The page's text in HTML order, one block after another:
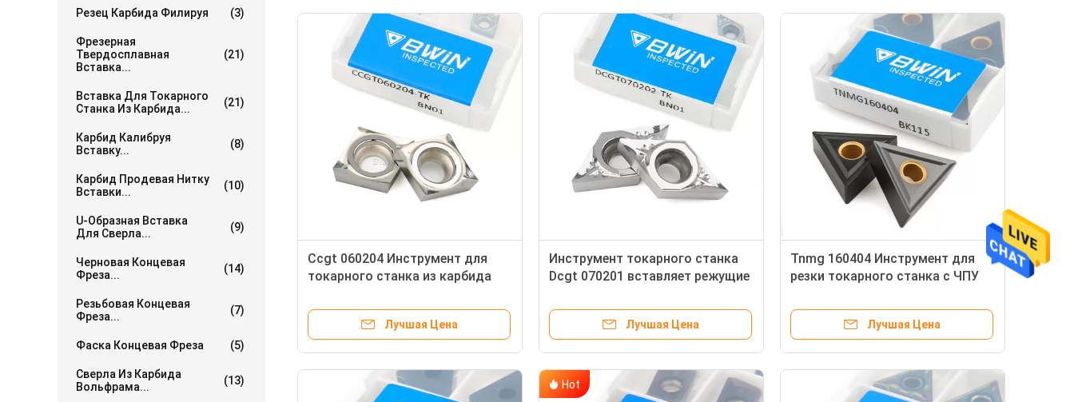
Резец Карбида Филируя (3)
Фрезерная
Твердосплавная
Вставка...
(21)
Вставка Для Токарного
Станка Из Карбида...
(21)
Карбид Калибруя
Вставку...
(8)
Карбид Продевая Нитку
Вставки...
(10)
U-Образная Вставка
Для Сверла...
(9)
Черновая Концевая
Фреза...
(14)
Резьбовая Концевая
Фреза...
(7)
Фаска Концевая Фреза (5)
Сверла Из Карбида
Вольфрама...
(13)
Ccgt 060204 Инструмент для
токарного станка из карбида
Лучшая Цена
Инструмент токарного станка
Dcgt 070201 вставляет режущие
Cnc High Finish
Лучшая Цена
Tnmg 160404 Инструмент для
резки токарного станка с ЧПУ
Лучшая Цена
Hot